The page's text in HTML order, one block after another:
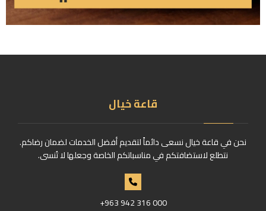
قاعة خيال
نحن في قاعة خيال نسعى دائماً لتقديم أفضل الخدمات لضمان رضاكم.
نتطلع لاستضافتكم في مناسباتكم الخاصة وجعلها لا تُنسى.
+963 942 316 000